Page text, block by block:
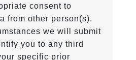
consent to
from other person(s).
we will submit
you to any third
specific prior